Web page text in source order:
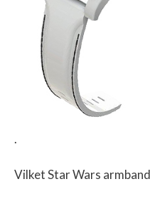
.
Vilket Star Wars